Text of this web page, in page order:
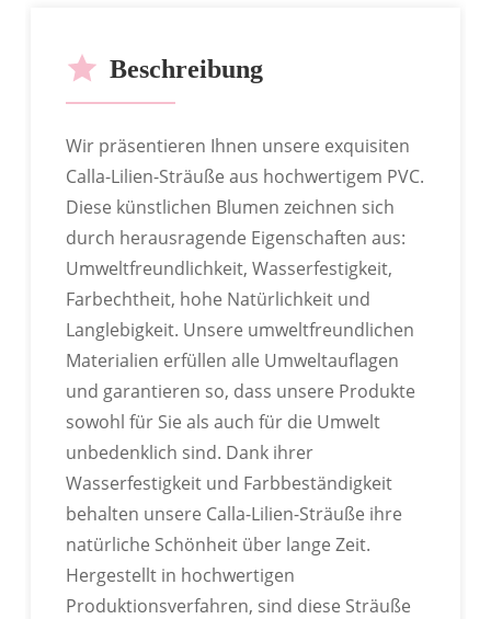
Beschreibung
Wir präsentieren Ihnen unsere exquisiten
Calla-Lilien-Sträuße aus hochwertigem PVC.
Diese künstlichen Blumen zeichnen sich
durch herausragende Eigenschaften aus:
Umweltfreundlichkeit, Wasserfestigkeit,
Farbechtheit, hohe Natürlichkeit und
Langlebigkeit. Unsere umweltfreundlichen
Materialien erfüllen alle Umweltauflagen
und garantieren so, dass unsere Produkte
sowohl für Sie als auch für die Umwelt
unbedenklich sind. Dank ihrer
Wasserfestigkeit und Farbbeständigkeit
behalten unsere Calla-Lilien-Sträuße ihre
natürliche Schönheit über lange Zeit.
Hergestellt in hochwertigen
Produktionsverfahren, sind diese Sträuße
ODM
OEM